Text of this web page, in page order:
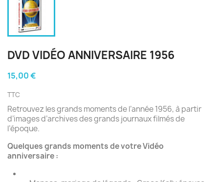
DVD VIDÉO ANNIVERSAIRE 1956
15,00 €
TTC
Retrouvez les grands moments de l’année 1956, à partir
d’images d’archives des grands journaux filmés de
l’époque.
Quelques grands moments de votre Vidéo
anniversaire :